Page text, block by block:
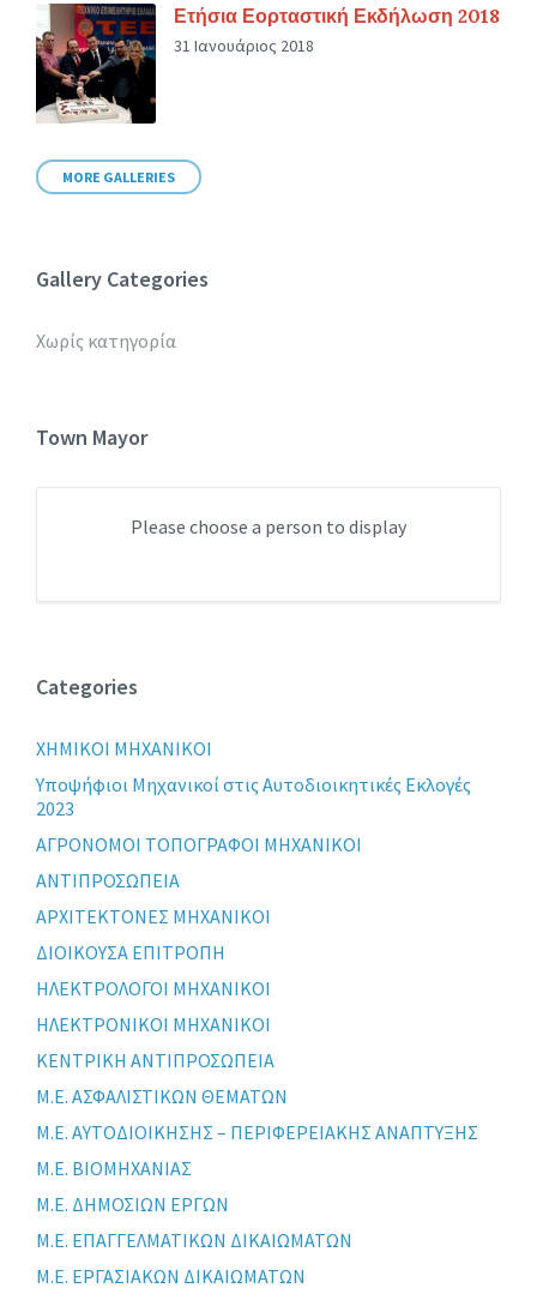
Ετήσια Εορταστική Εκδήλωση 2018
31 Ιανουάριος 2018
MORE GALLERIES
Gallery Categories
Χωρίς κατηγορία
Town Mayor
Please choose a person to display
Categories
XHMIKOI MHXANIKOI
Yποψήφιοι Μηχανικοί στις Αυτοδιοικητικές Εκλογές
2023
ΑΓΡΟΝΟΜΟΙ ΤΟΠΟΓΡΑΦΟΙ ΜΗΧΑΝΙΚΟΙ
ΑΝΤΙΠΡΟΣΩΠΕΙΑ
ΑΡΧΙΤΕΚΤΟΝΕΣ ΜΗΧΑΝΙΚΟΙ
ΔΙΟΙΚΟΥΣΑ ΕΠΙΤΡΟΠΗ
ΗΛΕΚΤΡΟΛΟΓΟΙ ΜΗΧΑΝΙΚΟΙ
ΗΛΕΚΤΡΟΝΙΚΟΙ ΜΗΧΑΝΙΚΟΙ
ΚΕΝΤΡΙΚΗ ΑΝΤΙΠΡΟΣΩΠΕΙΑ
Μ.Ε. ΑΣΦΑΛΙΣΤΙΚΩΝ ΘΕΜΑΤΩΝ
Μ.Ε. ΑΥΤΟΔΙΟΙΚΗΣΗΣ – ΠΕΡΙΦΕΡΕΙΑΚΗΣ ΑΝΑΠΤΥΞΗΣ
Μ.Ε. ΒΙΟΜΗΧΑΝΙΑΣ
Μ.Ε. ΔΗΜΟΣΙΩΝ ΕΡΓΩΝ
Μ.Ε. ΕΠΑΓΓΕΛΜΑΤΙΚΩΝ ΔΙΚΑΙΩΜΑΤΩΝ
Μ.Ε. ΕΡΓΑΣΙΑΚΩΝ ΔΙΚΑΙΩΜΑΤΩΝ